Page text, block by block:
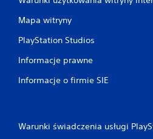
Mapa witryny
PlayStation Studios
Informacje prawne
Informacje o firmie SIE
Warunki świadczenia usługi